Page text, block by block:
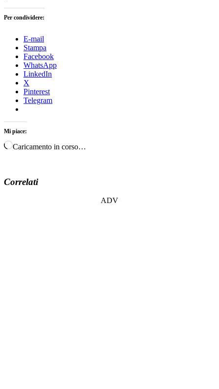
Per condividere:
E-mail
Stampa
Facebook
WhatsApp
LinkedIn
X
Pinterest
Telegram
Mi piace:
Caricamento in corso…
Correlati
ADV